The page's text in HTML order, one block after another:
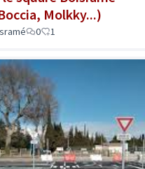
Molkky...)
0 1